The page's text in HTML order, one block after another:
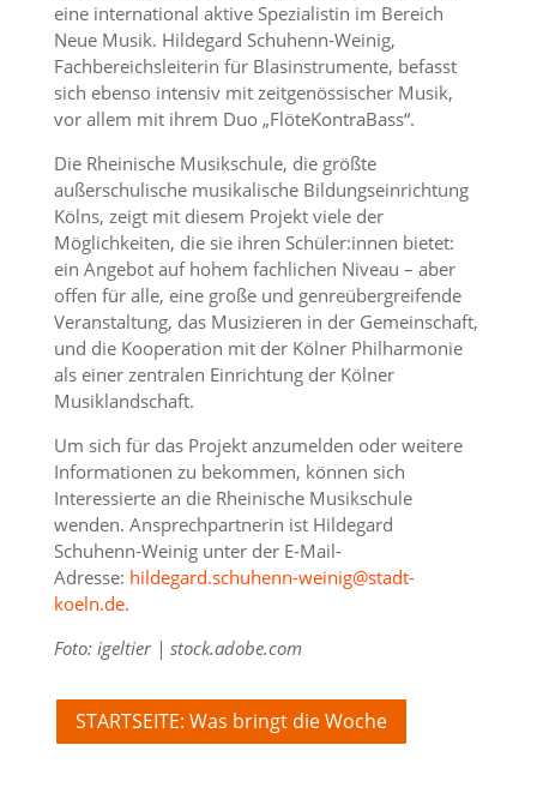
eine international aktive Spezialistin im Bereich
Neue Musik. Hildegard Schuhenn-Weinig,
Fachbereichsleiterin für Blasinstrumente, befasst
sich ebenso intensiv mit zeitgenössischer Musik,
vor allem mit ihrem Duo „FlöteKontraBass“.
Die Rheinische Musikschule, die größte
außerschulische musikalische Bildungseinrichtung
Kölns, zeigt mit diesem Projekt viele der
Möglichkeiten, die sie ihren Schüler:innen bietet:
ein Angebot auf hohem fachlichen Niveau – aber
offen für alle, eine große und genreübergreifende
Veranstaltung, das Musizieren in der Gemeinschaft,
und die Kooperation mit der Kölner Philharmonie
als einer zentralen Einrichtung der Kölner
Musiklandschaft.
Um sich für das Projekt anzumelden oder weitere
Informationen zu bekommen, können sich
Interessierte an die Rheinische Musikschule
wenden. Ansprechpartnerin ist Hildegard
Schuhenn-Weinig unter der E-Mail-
Adresse: hildegard.schuhenn-weinig@stadt-
koeln.de.
Foto: igeltier | stock.adobe.com
STARTSEITE: Was bringt die Woche